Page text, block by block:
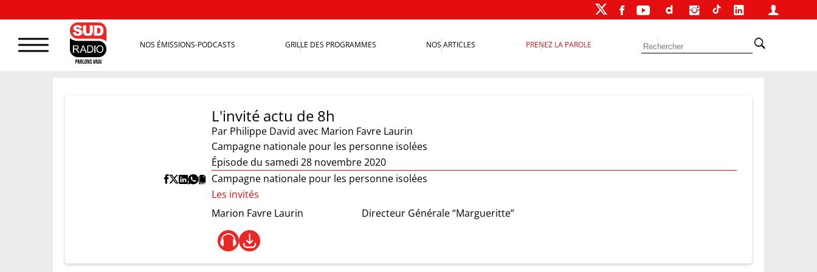
NOS ÉMISSIONS-PODCASTS GRILLE DES PROGRAMMES NOS ARTICLES PRENEZ LA PAROLE
L'invité actu de 8h
Par Philippe David avec Marion Favre Laurin
Campagne nationale pour les personne isolées
Épisode du samedi 28 novembre 2020
Campagne nationale pour les personne isolées
Les invités
Marion Favre Laurin
Directeur Générale “Margueritte”